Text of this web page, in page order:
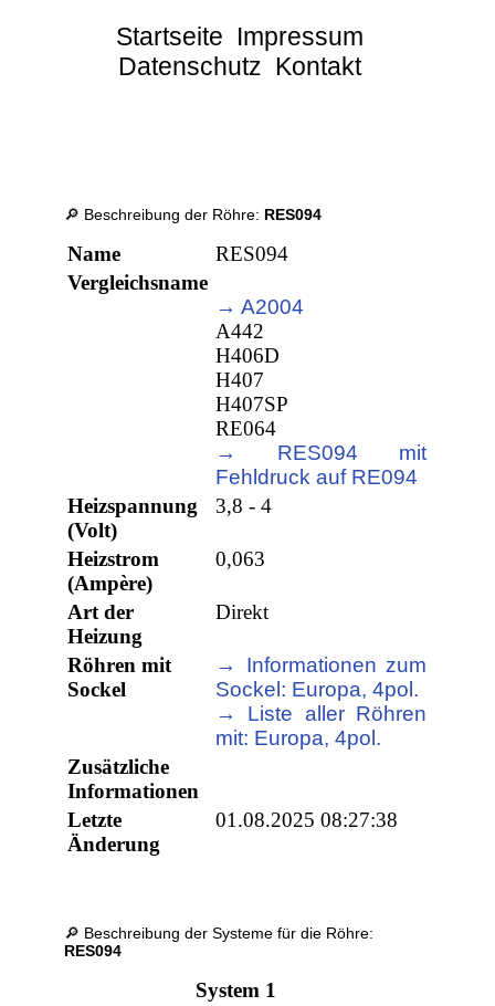
Startseite Impressum
Datenschutz Kontakt
🔎 Beschreibung der Röhre: RES094
Name
RES094
Vergleichsname
→ A2004
A442
H406D
H407
H407SP
RE064
→ RES094 mit
Fehldruck auf RE094
Heizspannung
(Volt)
3,8 - 4
Heizstrom
(Ampère)
0,063
Art der
Heizung
Direkt
Röhren mit
Sockel
→ Informationen zum
Sockel: Europa, 4pol.
→ Liste aller Röhren
mit: Europa, 4pol.
Zusätzliche
Informationen
Letzte
Änderung
01.08.2025 08:27:38
🔎 Beschreibung der Systeme für die Röhre:
RES094
System 1